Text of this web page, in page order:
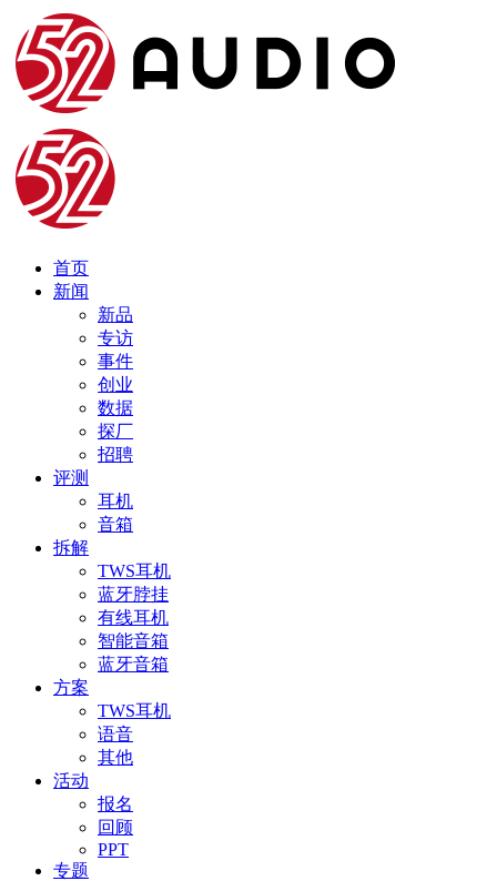
首页
新闻
新品
专访
事件
创业
数据
探厂
招聘
评测
耳机
音箱
拆解
TWS耳机
蓝牙脖挂
有线耳机
智能音箱
蓝牙音箱
方案
TWS耳机
语音
其他
活动
报名
回顾
PPT
专题